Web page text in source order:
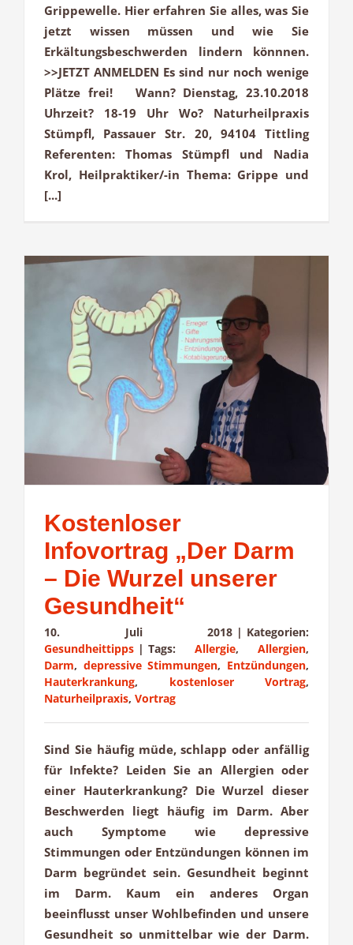
Grippewelle. Hier erfahren Sie alles, was Sie
jetzt wissen müssen und wie Sie
Erkältungsbeschwerden lindern könnnen.
>>JETZT ANMELDEN Es sind nur noch wenige
Plätze frei! Wann? Dienstag, 23.10.2018
Uhrzeit? 18-19 Uhr Wo? Naturheilpraxis
Stümpfl, Passauer Str. 20, 94104 Tittling
Referenten: Thomas Stümpfl und Nadia
Krol, Heilpraktiker/-in Thema: Grippe und
[...]
Kostenloser
Infovortrag „Der Darm
– Die Wurzel unserer
Gesundheit“
10. Juli 2018 | Kategorien:
Gesundheittipps | Tags: Allergie, Allergien,
Darm, depressive Stimmungen, Entzündungen,
Hauterkrankung, kostenloser Vortrag,
Naturheilpraxis, Vortrag
Sind Sie häufig müde, schlapp oder anfällig
für Infekte? Leiden Sie an Allergien oder
einer Hauterkrankung? Die Wurzel dieser
Beschwerden liegt häufig im Darm. Aber
auch Symptome wie depressive
Stimmungen oder Entzündungen können im
Darm begründet sein. Gesundheit beginnt
im Darm. Kaum ein anderes Organ
beeinflusst unser Wohlbefinden und unsere
Gesundheit so unmittelbar wie der Darm.